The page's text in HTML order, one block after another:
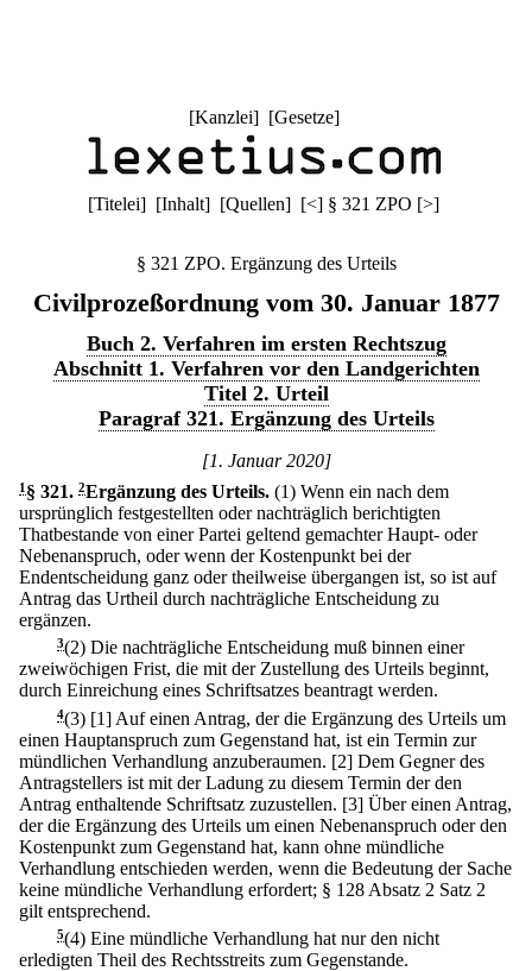
[Kanzlei] [Gesetze]
[Titelei] [Inhalt] [Quellen] [<] § 321 ZPO [>]
§ 321 ZPO. Ergänzung des Urteils
Civilprozeßordnung vom 30. Januar 1877
Buch 2. Verfahren im ersten Rechtszug
Abschnitt 1. Verfahren vor den Landgerichten
Titel 2. Urteil
Paragraf 321. Ergänzung des Urteils
[1. Januar 2020]
1 § 321. 2Ergänzung des Urteils. (1) Wenn ein nach dem
ursprünglich festgestellten oder nachträglich berichtigten
Thatbestande von einer Partei geltend gemachter Haupt- oder
Nebenanspruch, oder wenn der Kostenpunkt bei der
Endentscheidung ganz oder theilweise übergangen ist, so ist auf
Antrag das Urtheil durch nachträgliche Entscheidung zu
ergänzen.
3(2) Die nachträgliche Entscheidung muß binnen einer
zweiwöchigen Frist, die mit der Zustellung des Urteils beginnt,
durch Einreichung eines Schriftsatzes beantragt werden.
4(3) [1] Auf einen Antrag, der die Ergänzung des Urteils um
einen Hauptanspruch zum Gegenstand hat, ist ein Termin zur
mündlichen Verhandlung anzuberaumen. [2] Dem Gegner des
Antragstellers ist mit der Ladung zu diesem Termin der den
Antrag enthaltende Schriftsatz zuzustellen. [3] Über einen Antrag,
der die Ergänzung des Urteils um einen Nebenanspruch oder den
Kostenpunkt zum Gegenstand hat, kann ohne mündliche
Verhandlung entschieden werden, wenn die Bedeutung der Sache
keine mündliche Verhandlung erfordert; § 128 Absatz 2 Satz 2
gilt entsprechend.
5(4) Eine mündliche Verhandlung hat nur den nicht
erledigten Theil des Rechtsstreits zum Gegenstande.